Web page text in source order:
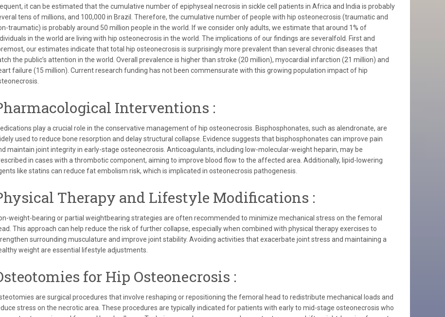
it can be estimated that the cumulative number of epiphyseal necrosis in sickle cell patients in Africa and India is probably
tens of millions, and 100,000 in Brazil. Therefore, the cumulative number of people with hip osteonecrosis (traumatic and
traumatic) is probably around 50 million people in the world. If we consider only adults, we estimate that around 1% of
in the world are living with hip osteonecrosis in the world. The implications of our findings are severalfold. First and
our estimates indicate that total hip osteonecrosis is surprisingly more prevalent than several chronic diseases that
the public’s attention in the world. Overall prevalence is higher than stroke (20 million), myocardial infarction (21 million) and
failure (15 million). Current research funding has not been commensurate with this growing population impact of hip
Interventions :
play a crucial role in the conservative management of hip osteonecrosis. Bisphosphonates, such as alendronate, are
used to reduce bone resorption and delay structural collapse. Evidence suggests that bisphosphonates can improve pain
maintain joint integrity in early-stage osteonecrosis. Anticoagulants, including low-molecular-weight heparin, may be
in cases with a thrombotic component, aiming to improve blood flow to the affected area. Additionally, lipid-lowering
like statins can reduce fat embolism risk, which is implicated in osteonecrosis pathogenesis.
Therapy and Lifestyle Modifications :
weight-bearing or partial weightbearing strategies are often recommended to minimize mechanical stress on the femoral
This approach can help reduce the risk of further collapse, especially when combined with physical therapy exercises to
surrounding musculature and improve joint stability. Avoiding activities that exacerbate joint stress and maintaining a
weight are essential lifestyle adjustments.
for Hip Osteonecrosis :
are surgical procedures that involve reshaping or repositioning the femoral head to redistribute mechanical loads and
stress on the necrotic area. These procedures are typically indicated for patients with early to mid-stage osteonecrosis who